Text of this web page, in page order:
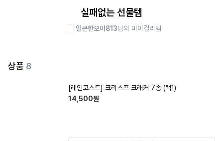
실패없는 선물템
얼큰한오이813님의 마이컬리템
상품 8
[레인코스트] 크리스프 크래커 7종 (택1)
14,500원